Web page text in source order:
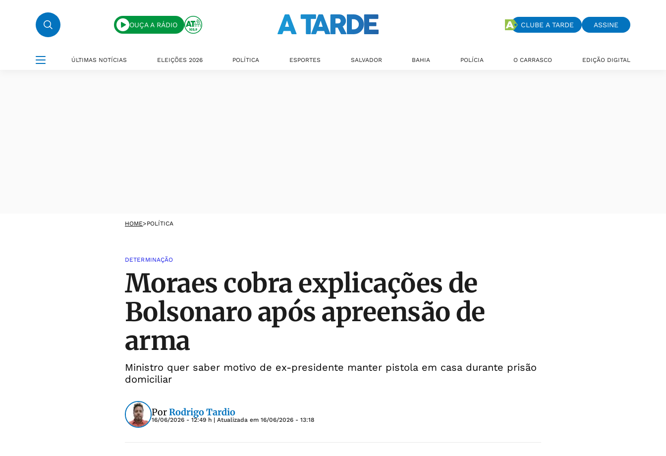
OUÇA A RÁDIO CLUBE A TARDE ASSINE
ÚLTIMAS NOTÍCIAS ELEIÇÕES 2026 POLÍTICA ESPORTES SALVADOR BAHIA POLÍCIA O CARRASCO EDIÇÃO DIGITAL
HOME>POLÍTICA
DETERMINAÇÃO
Moraes cobra explicações de
Bolsonaro após apreensão de
arma
​Ministro quer saber motivo de ex-presidente manter pistola em casa durante prisão
domiciliar
PorRodrigo Tardio
16/06/2026 - 12:49 h | Atualizada em 16/06/2026 - 13:18